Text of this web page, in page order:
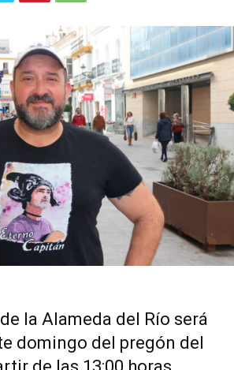
la Alameda del Río será
domingo del pregón del